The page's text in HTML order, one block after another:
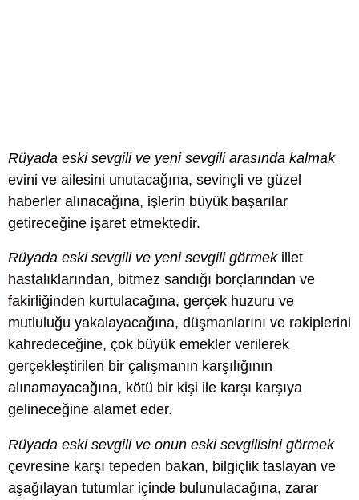
Rüyada eski sevgili ve yeni sevgili arasında kalmak
evini ve ailesini unutacağına, sevinçli ve güzel
haberler alınacağına, işlerin büyük başarılar
getireceğine işaret etmektedir.
Rüyada eski sevgili ve yeni sevgili görmekillet
hastalıklarından, bitmez sandığı borçlarından ve
fakirliğinden kurtulacağına, gerçek huzuru ve
mutluluğu yakalayacağına, düşmanlarını ve rakiplerini
kahredeceğine, çok büyük emekler verilerek
gerçekleştirilen bir çalışmanın karşılığının
alınamayacağına, kötü bir kişi ile karşı karşıya
gelineceğine alamet eder.
Rüyada eski sevgili ve onun eski sevgilisini görmek
çevresine karşı tepeden bakan, bilgiçlik taslayan ve
aşağılayan tutumlar içinde bulunulacağına, zarar